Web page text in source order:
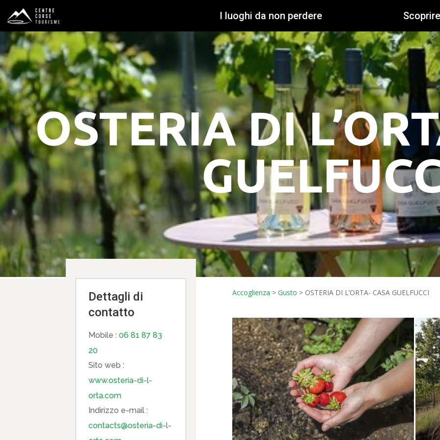
I luoghi da non perdere
OSTERIA DI
Accoglienza > Gusto > OSTERIA DI L’ORTA- CASA GUELFUCCI
Dettagli di
contatto
Mobile :06 81 87 83
20
Sito web :
www.osteria-di-l-
orta.com
Indirizzo e-mail :
contacts@osteria-di-l-